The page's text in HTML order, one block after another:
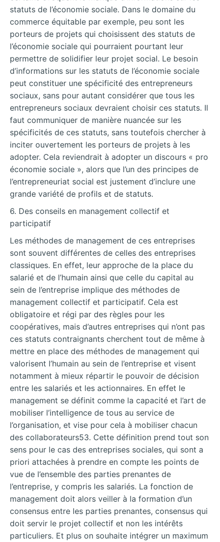
statuts de l’économie sociale. Dans le domaine du
commerce équitable par exemple, peu sont les
porteurs de projets qui choisissent des statuts de
l’économie sociale qui pourraient pourtant leur
permettre de solidifier leur projet social. Le besoin
d’informations sur les statuts de l’économie sociale
peut constituer une spécificité des entrepreneurs
sociaux, sans pour autant considérer que tous les
entrepreneurs sociaux devraient choisir ces statuts. Il
faut communiquer de manière nuancée sur les
spécificités de ces statuts, sans toutefois chercher à
inciter ouvertement les porteurs de projets à les
adopter. Cela reviendrait à adopter un discours « pro
économie sociale », alors que l’un des principes de
l’entrepreneuriat social est justement d’inclure une
grande variété de profils et de statuts.
6. Des conseils en management collectif et
participatif
Les méthodes de management de ces entreprises
sont souvent différentes de celles des entreprises
classiques. En effet, leur approche de la place du
salarié et de l’humain ainsi que celle du capital au
sein de l’entreprise implique des méthodes de
management collectif et participatif. Cela est
obligatoire et régi par des règles pour les
coopératives, mais d’autres entreprises qui n’ont pas
ces statuts contraignants cherchent tout de même à
mettre en place des méthodes de management qui
valorisent l’humain au sein de l’entreprise et visent
notamment à mieux répartir le pouvoir de décision
entre les salariés et les actionnaires. En effet le
management se définit comme la capacité et l’art de
mobiliser l’intelligence de tous au service de
l’organisation, et vise pour cela à mobiliser chacun
des collaborateurs53. Cette définition prend tout son
sens pour le cas des entreprises sociales, qui sont a
priori attachées à prendre en compte les points de
vue de l’ensemble des parties prenantes de
l’entreprise, y compris les salariés. La fonction de
management doit alors veiller à la formation d’un
consensus entre les parties prenantes, consensus qui
doit servir le projet collectif et non les intérêts
particuliers. Et plus on souhaite intégrer un maximum